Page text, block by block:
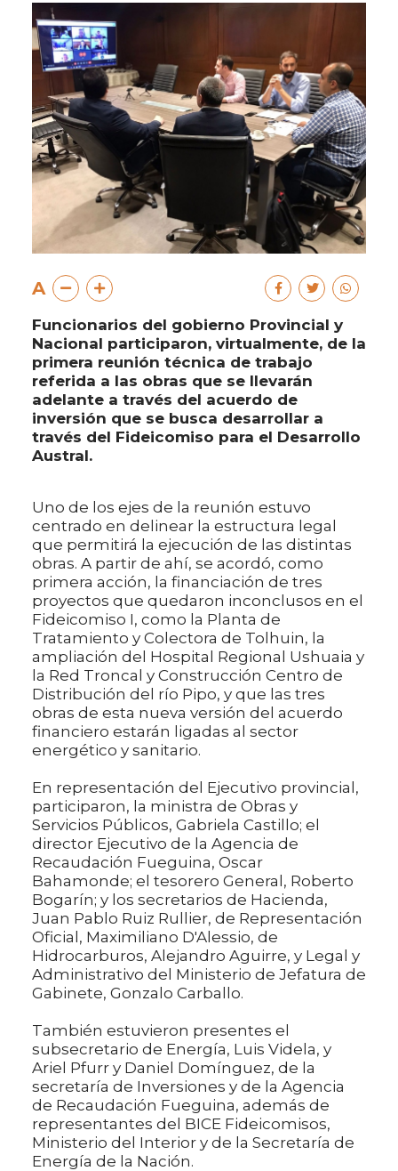
A
Funcionarios del gobierno Provincial y
Nacional participaron, virtualmente, de la
primera reunión técnica de trabajo
referida a las obras que se llevarán
adelante a través del acuerdo de
inversión que se busca desarrollar a
través del Fideicomiso para el Desarrollo
Austral.
Uno de los ejes de la reunión estuvo
centrado en delinear la estructura legal
que permitirá la ejecución de las distintas
obras. A partir de ahí, se acordó, como
primera acción, la financiación de tres
proyectos que quedaron inconclusos en el
Fideicomiso I, como la Planta de
Tratamiento y Colectora de Tolhuin, la
ampliación del Hospital Regional Ushuaia y
la Red Troncal y Construcción Centro de
Distribución del río Pipo, y que las tres
obras de esta nueva versión del acuerdo
financiero estarán ligadas al sector
energético y sanitario.
En representación del Ejecutivo provincial,
participaron, la ministra de Obras y
Servicios Públicos, Gabriela Castillo; el
director Ejecutivo de la Agencia de
Recaudación Fueguina, Oscar
Bahamonde; el tesorero General, Roberto
Bogarín; y los secretarios de Hacienda,
Juan Pablo Ruiz Rullier, de Representación
Oficial, Maximiliano D'Alessio, de
Hidrocarburos, Alejandro Aguirre, y Legal y
Administrativo del Ministerio de Jefatura de
Gabinete, Gonzalo Carballo.
También estuvieron presentes el
subsecretario de Energía, Luis Videla, y
Ariel Pfurr y Daniel Domínguez, de la
secretaría de Inversiones y de la Agencia
de Recaudación Fueguina, además de
representantes del BICE Fideicomisos,
Ministerio del Interior y de la Secretaría de
Energía de la Nación.